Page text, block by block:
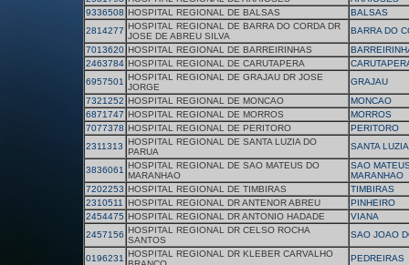
9336508 HOSPITAL REGIONAL DE BALSAS
BALSAS
2814277 HOSPITAL REGIONAL DE BARRA DO CORDA DR
JOSE DE ABREU SILVA
BARRA DO
7013620 HOSPITAL REGIONAL DE BARREIRINHAS
2463784 HOSPITAL REGIONAL DE CARUTAPERA
6957501 HOSPITAL REGIONAL DE GRAJAU DR JOSE
JORGE
GRAJAU
7321252 HOSPITAL REGIONAL DE MONCAO
MONCAO
6871747 HOSPITAL REGIONAL DE MORROS
MORROS
7077378 HOSPITAL REGIONAL DE PERITORO
PERITORO
2311313 HOSPITAL REGIONAL DE SANTA LUZIA DO
PARUA
SANTA
3836061 HOSPITAL REGIONAL DE SAO MATEUS DO
MARANHAO
SAO
MARANHAO
7202253 HOSPITAL REGIONAL DE TIMBIRAS
TIMBIRAS
2310511
HOSPITAL REGIONAL DR ANTENOR ABREU
PINHEIRO
2454475 HOSPITAL REGIONAL DR ANTONIO HADADE
VIANA
2457156 HOSPITAL REGIONAL DR CELSO ROCHA
SANTOS
SAO JOAO
0196231 HOSPITAL REGIONAL DR KLEBER CARVALHO
PEDREIRAS